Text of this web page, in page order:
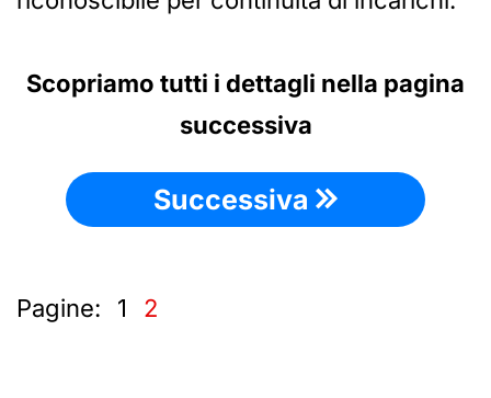
Scopriamo tutti i dettagli nella pagina
successiva
Successiva
Pagine: 1 2